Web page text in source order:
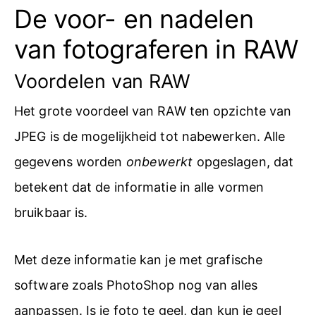
De voor- en nadelen
van fotograferen in RAW
Voordelen van RAW
Het grote voordeel van RAW ten opzichte van
JPEG is de mogelijkheid tot nabewerken. Alle
gegevens worden onbewerkt opgeslagen, dat
betekent dat de informatie in alle vormen
bruikbaar is.
Met deze informatie kan je met grafische
software zoals PhotoShop nog van alles
aanpassen. Is je foto te geel, dan kun je geel